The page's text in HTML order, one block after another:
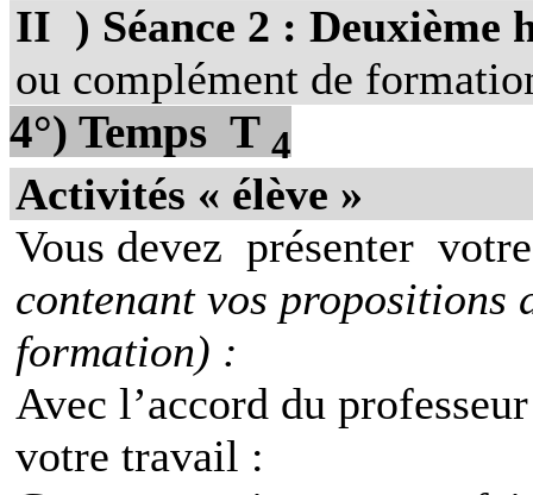
II ) Séance 2 : Deuxième
ou complément de
4°) Temps T 4
Activités « élève »
Vous devez présenter
contenant vos propositions
formation) :
Avec l’accord du professeur
votre travail :